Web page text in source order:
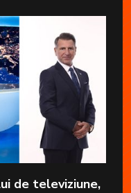
de televiziune,